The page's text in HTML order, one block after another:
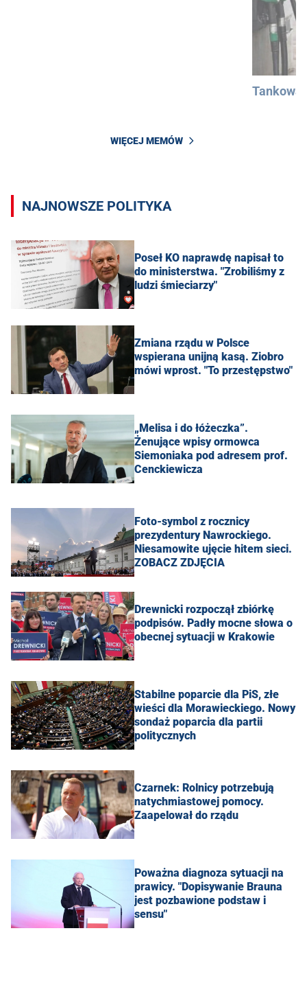
WIĘCEJ MEMÓW
NAJNOWSZE POLITYKA
Poseł KO naprawdę napisał to
do ministerstwa. "Zrobiliśmy z
ludzi śmieciarzy"
Zmiana rządu w Polsce
wspierana unijną kasą. Ziobro
mówi wprost. "To przestępstwo"
„Melisa i do łóżeczka”.
Żenujące wpisy ormowca
Siemoniaka pod adresem prof.
Cenckiewicza
Foto-symbol z rocznicy
prezydentury Nawrockiego.
Niesamowite ujęcie hitem sieci.
ZOBACZ ZDJĘCIA
Drewnicki rozpoczął zbiórkę
podpisów. Padły mocne słowa o
obecnej sytuacji w Krakowie
Stabilne poparcie dla PiS, złe
wieści dla Morawieckiego. Nowy
sondaż poparcia dla partii
politycznych
Czarnek: Rolnicy potrzebują
natychmiastowej pomocy.
Zaapelował do rządu
Poważna diagnoza sytuacji na
prawicy. "Dopisywanie Brauna
jest pozbawione podstaw i
sensu"